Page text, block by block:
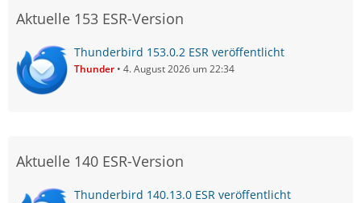
Aktuelle 153 ESR-Version
Thunderbird 153.0.2 ESR veröffentlicht
Thunder 4. August 2026 um 22:34
Aktuelle 140 ESR-Version
Thunderbird 140.13.0 ESR veröffentlicht